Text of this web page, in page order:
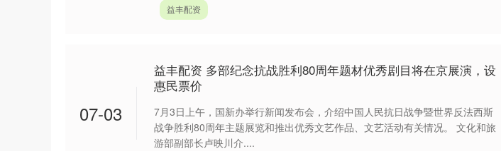
益丰配资
07-03
益丰配资 多部纪念抗战胜利80周年题材优秀剧目将在京展演，设
惠民票价
7月3日上午，国新办举行新闻发布会，介绍中国人民抗日战争暨世界反法西斯
战争胜利80周年主题展览和推出优秀文艺作品、文艺活动有关情况。 文化和旅
游部副部长卢映川介....